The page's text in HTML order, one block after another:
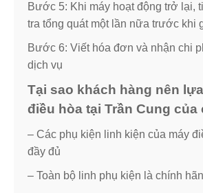
Bước 5: Khi máy hoạt động trở lại,
tra tổng quát một lần nữa trước khi
Bước 6: Viết hóa đơn và nhận chi
dịch vụ
Tại sao khách hàng nên
điều hòa tại Trần Cung của
– Các phụ kiện linh kiện của máy
đầy đủ
– Toàn bộ linh phụ kiện là chính